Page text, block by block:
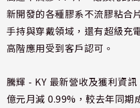
新開發的各種膠系不流膠粘合
手持與穿戴領域，還有超級充
高階應用受到客戶認可。
騰輝 - KY 最新營收及獲利資
億元月減 0.99%，較去年同